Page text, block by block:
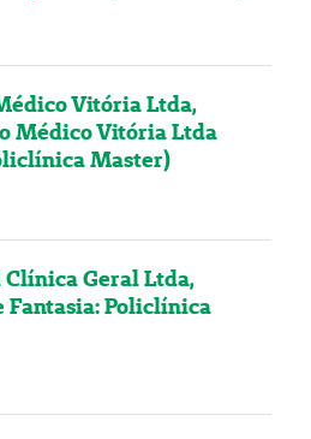
Vitória Ltda,
Médico Vitória Ltda
Master)
Geral Ltda,
Fantasia: Policlínica